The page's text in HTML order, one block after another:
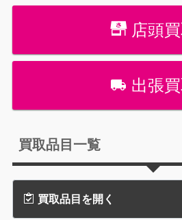
店頭買
出張
買取品目一覧
買取品目を開く